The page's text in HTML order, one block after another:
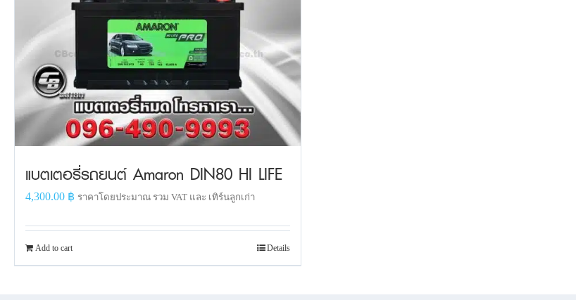
แบตเตอรี่รถยนต์ Amaron DIN80 HI LIFE
4,300.00 ฿ ราคาโดยประมาณ รวม VAT และ เทิร์นลูกเก่า
Add to cart Details